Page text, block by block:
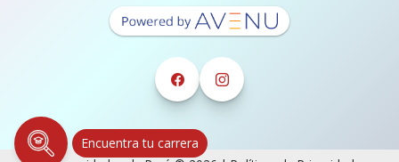
Encuentra tu carrera